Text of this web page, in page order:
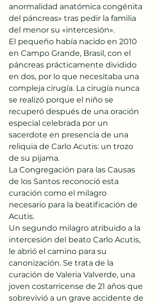
anormalidad anatómica congénita
del páncreas» tras pedir la familia
del menor su «intercesión».
El pequeño había nacido en 2010
en Campo Grande, Brasil, con el
páncreas prácticamente dividido
en dos, por lo que necesitaba una
compleja cirugía. La cirugía nunca
se realizó porque el niño se
recuperó después de una oración
especial celebrada por un
sacerdote en presencia de una
reliquia de Carlo Acutis: un trozo
de su pijama.
La Congregación para las Causas
de los Santos reconoció esta
curación como el milagro
necesario para la beatificación de
Acutis.
Un segundo milagro atribuido a la
intercesión del beato Carlo Acutis,
le abrió el camino para su
canonización. Se trata de la
curación de Valeria Valverde, una
joven costarricense de 21 años que
sobrevivió a un grave accidente de